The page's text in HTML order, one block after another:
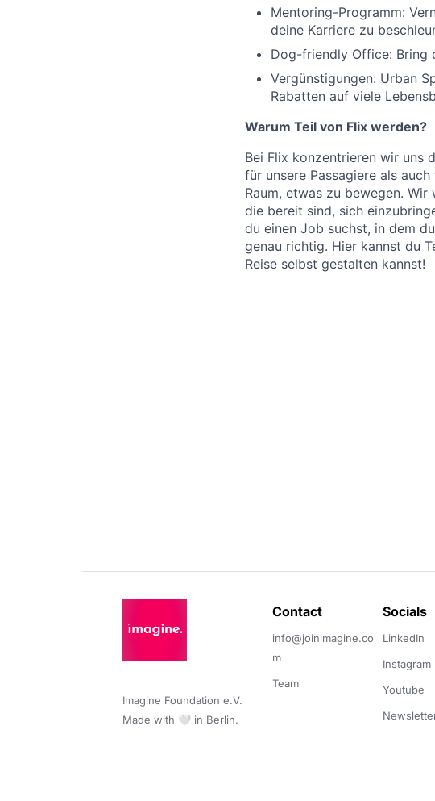
Mentoring-Programm:
deine Karriere zu
Dog-friendly Office: Bring
Vergünstigungen: Urban
Rabatten auf viele
Warum Teil von Flix werden?
Bei Flix konzentrieren wir uns
für unsere Passagiere als
Raum, etwas zu bewegen.
die bereit sind, sich
du einen Job suchst, in dem
genau richtig. Hier kannst du
Reise selbst gestalten kannst!
Imagine Foundation e.V.
Made with 🤍 in Berlin.
Contact
info@joinimagine.co
m
Team
Socials
LinkedIn
Instagram
Youtube